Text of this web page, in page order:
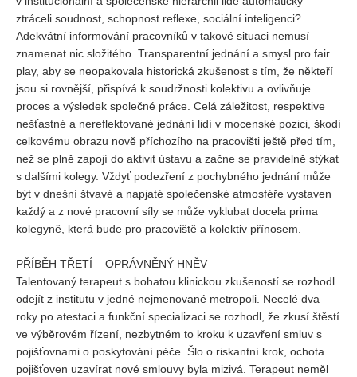
ztráceli soudnost, schopnost reflexe, sociální inteligenci?
Adekvátní informování pracovníků v takové situaci nemusí
znamenat nic složitého. Transparentní jednání a smysl pro fair
play, aby se neopakovala historická zkušenost s tím, že někteří
jsou si rovnější, přispívá k soudržnosti kolektivu a ovlivňuje
proces a výsledek společné práce. Celá záležitost, respektive
nešťastné a nereflektované jednání lidí v mocenské pozici, škodí
celkovému obrazu nově příchozího na pracovišti ještě před tím,
než se plně zapojí do aktivit ústavu a začne se pravidelně stýkat
s dalšími kolegy. Vždyť podezření z pochybného jednání může
být v dnešní štvavé a napjaté společenské atmosféře vystaven
každý a z nové pracovní síly se může vyklubat docela prima
kolegyně, která bude pro pracoviště a kolektiv přínosem.
PŘÍBĚH TŘETÍ – OPRÁVNĚNÝ HNĚV
Talentovaný terapeut s bohatou klinickou zkušeností se rozhodl
odejít z institutu v jedné nejmenované metropoli. Necelé dva
roky po atestaci a funkční specializaci se rozhodl, že zkusí štěstí
ve výběrovém řízení, nezbytném to kroku k uzavření smluv s
pojišťovnami o poskytování péče. Šlo o riskantní krok, ochota
pojišťoven uzavírat nové smlouvy byla mizivá. Terapeut neměl